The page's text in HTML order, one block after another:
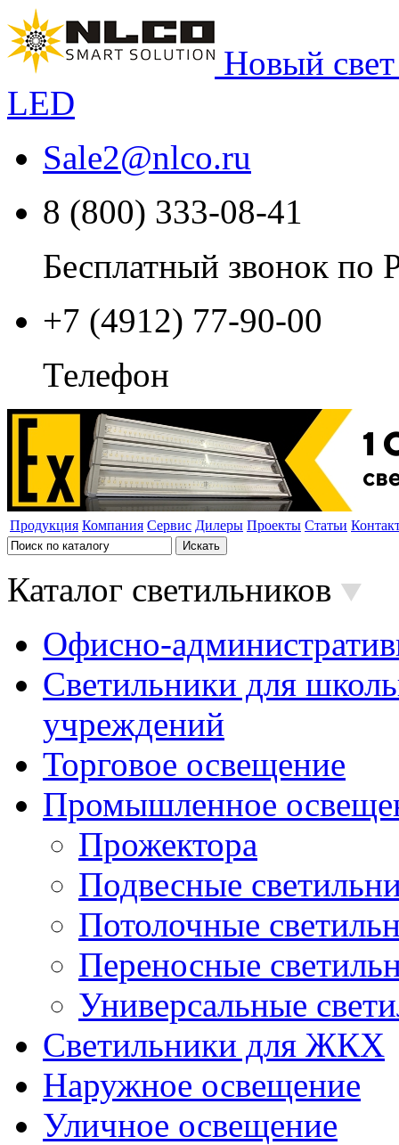
Новый
LED
Sale2@nlco.ru
8 (800) 333-08-41
Бесплатный звонок по
+7 (4912) 77-90-00
Телефон
Продукция Компания Сервис Дилеры Проекты Статьи
Каталог светильников
Офисно-
Светильники для
учреждений
Торговое освещение
Промышленное
Прожектора
Подвесные
Потолочные
Переносные
Универсальные
Светильники для ЖКХ
Наружное освещение
Уличное освещение